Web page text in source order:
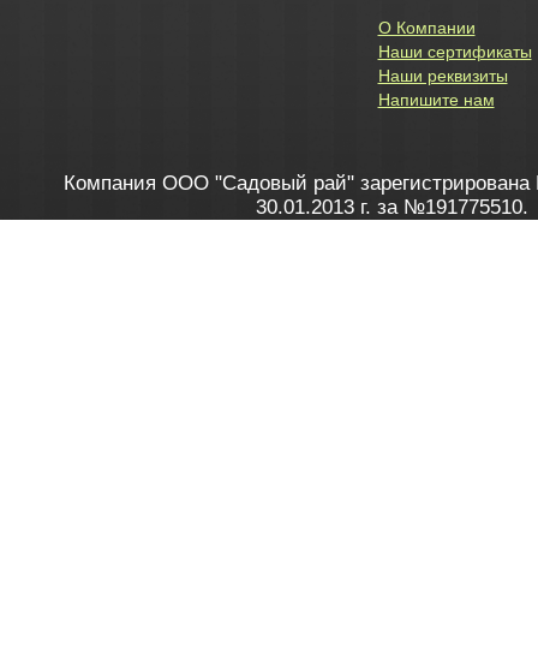
О Компании
Наши сертификаты
Наши реквизиты
Напишите нам
Компания ООО "Садовый рай" зарегистрирована
30.01.2013 г. за №191775510.